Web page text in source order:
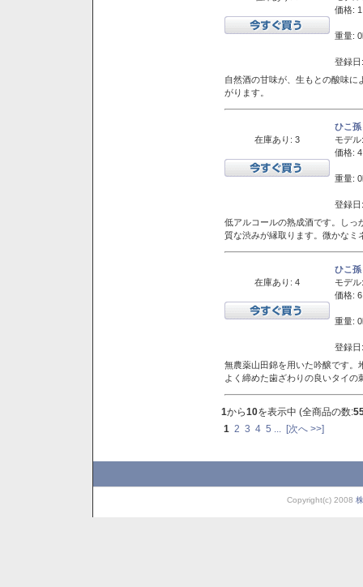
価格:
重量:
登録
自然酒の甘味が、生もとの酸味
がります。
在庫あり: 3
ひこ
モデル:
価格:
重量:
登録
低アルコールの熟成酒です。しっ
質な渋みが縁取ります。微かなミ
在庫あり: 4
ひこ
モデル:
価格:
重量:
登録
無農薬山田錦を用いた吟醸です
よく締めた歯ざわりの良いタイ
1から10を表示中 (全商品の数:
1 2 3 4 5 [次へ >>]
Copyright(c) 2008